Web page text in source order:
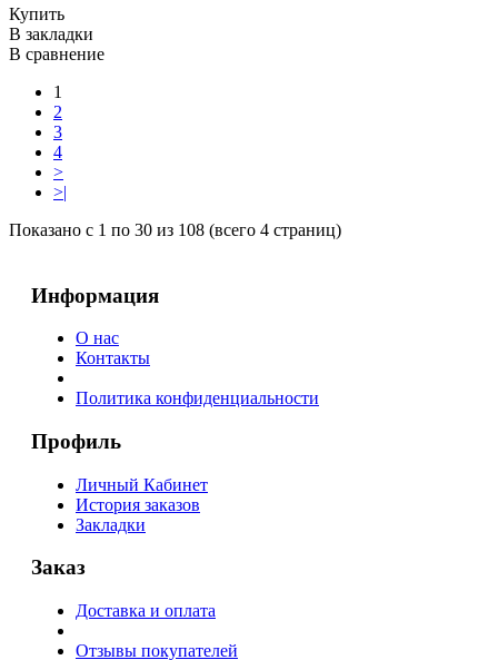
Купить
В закладки
В сравнение
1
2
3
4
>
>|
Показано с 1 по 30 из 108 (всего 4 страниц)
Информация
О нас
Контакты
Политика конфиденциальности
Профиль
Личный Кабинет
История заказов
Закладки
Заказ
Доставка и оплата
Отзывы покупателей